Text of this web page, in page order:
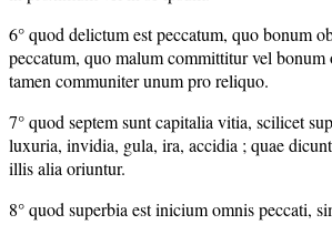
6° quod delictum est peccatum, quo bonum
peccatum, quo malum committitur vel
tamen communiter unum pro reliquo.
7° quod septem sunt capitalia vitia, scilicet
luxuria, invidia, gula, ira, accidia ; quae
illis alia oriuntur.
8° quod superbia est inicium omnis peccati,